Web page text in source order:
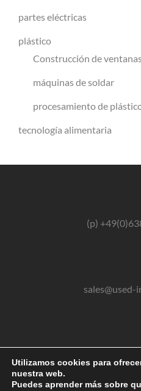
partes eléctricas
plástico
Construcción de
máquinas de soldar
procesamiento de
tecnología alimentaria
(p)
sales@used-
Utilizamos cookies para
nuestra web.
Puedes aprender más sobre